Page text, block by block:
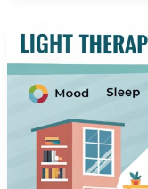
grapas
quirúrgicas:
Beneficios,
consejos
quitarlas